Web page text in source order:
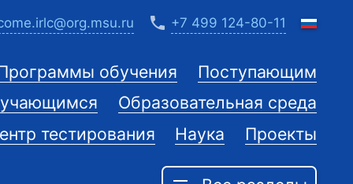
phone +7 499 124-80-11
обучения
Поступающим
Образовательная среда
тестирования
Наука Проекты